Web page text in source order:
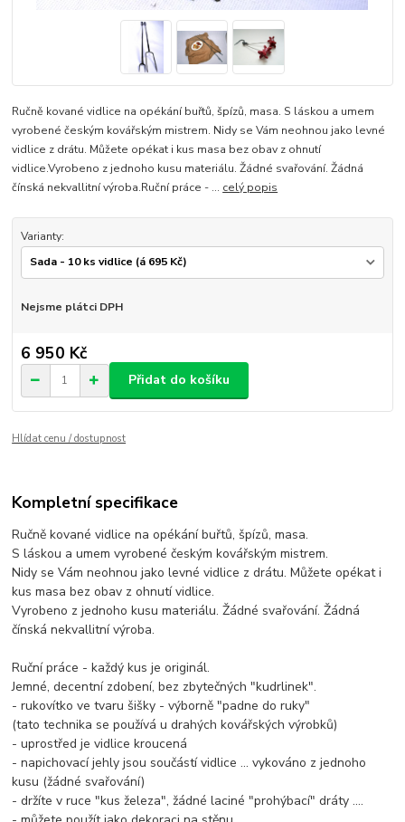
Ručně kované vidlice na opékání buřtů, špízů, masa. S láskou a umem
vyrobené českým kovářským mistrem. Nidy se Vám neohnou jako levné
vidlice z drátu. Můžete opékat i kus masa bez obav z ohnutí
vidlice.Vyrobeno z jednoho kusu materiálu. Žádné svařování. Žádná
čínská nekvallitní výroba.Ruční práce - ... celý popis
Varianty:
Nejsme plátci DPH
6 950 Kč
Přidat do košíku
Hlídat cenu / dostupnost
Kompletní specifikace
Ručně kované vidlice na opékání buřtů, špízů, masa.
S láskou a umem vyrobené českým kovářským mistrem.
Nidy se Vám neohnou jako levné vidlice z drátu. Můžete opékat i
kus masa bez obav z ohnutí vidlice.
Vyrobeno z jednoho kusu materiálu. Žádné svařování. Žádná
čínská nekvallitní výroba.
Ruční práce - každý kus je originál.
Jemné, decentní zdobení, bez zbytečných "kudrlinek".
- rukovítko ve tvaru šišky - výborně "padne do ruky"
(tato technika se používá u drahých kovářských výrobků)
- uprostřed je vidlice kroucená
- napichovací jehly jsou součástí vidlice ... vykováno z jednoho
kusu (žádné svařování)
- držíte v ruce "kus železa", žádné laciné "prohýbací" dráty ....